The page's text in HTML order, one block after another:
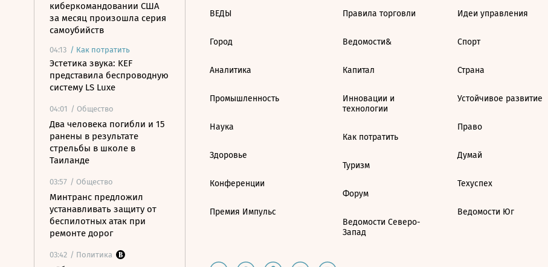
киберкомандовании США
за месяц произошла серия
самоубийств
04:13 / Как потратить
Эстетика звука: KEF
представила беспроводную
систему LS Luxe
04:01 / Общество
Два человека погибли и 15
ранены в результате
стрельбы в школе в
Таиланде
03:57 / Общество
Минтранс предложил
устанавливать защиту от
беспилотных атак при
ремонте дорог
03:42 / Политика
ВЕДЫ
Город
Аналитика
Промышленность
Наука
Здоровье
Конференции
Премия Импульс
Правила торговли
Ведомости&
Капитал
Инновации и
технологии
Как потратить
Туризм
Форум
Ведомости Северо-
Запад
Идеи управления
Спорт
Страна
Устойчивое развитие
Право
Думай
Техуспех
Ведомости Юг